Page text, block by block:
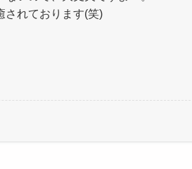
れております(笑)